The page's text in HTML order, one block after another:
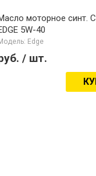
моторное синт.
5W-40
Edge
/ шт.